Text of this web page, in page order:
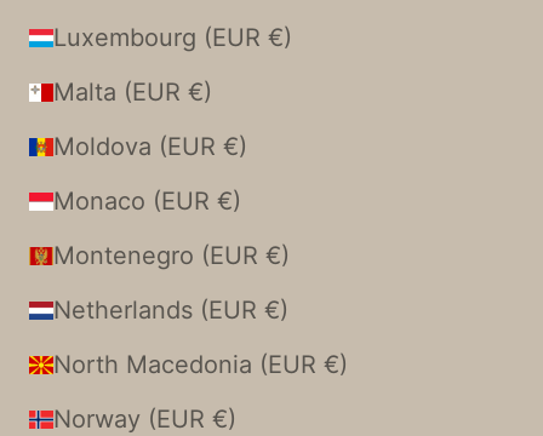
Luxembourg (EUR €)
Malta (EUR €)
Moldova (EUR €)
Monaco (EUR €)
Montenegro (EUR €)
Netherlands (EUR €)
North Macedonia (EUR €)
Norway (EUR €)